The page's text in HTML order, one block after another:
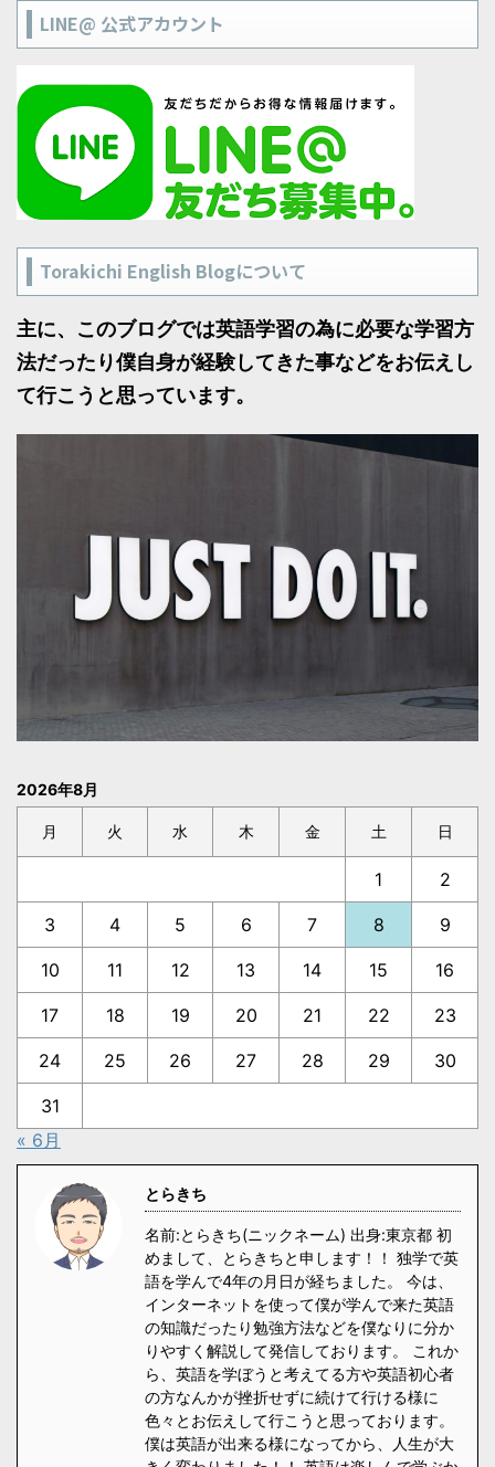
LINE@ 公式アカウント
Torakichi English Blogについて
主に、このブログでは英語学習の為に必要な学習方
法だったり僕自身が経験してきた事などをお伝えし
て行こうと思っています。
2026年8月
月 火 水 木 金 土 日
1 2
3 4 5 6 7 8 9
10 11 12 13 14 15 16
17 18 19 20 21 22 23
24 25 26 27 28 29 30
31
« 6月
とらきち
名前:とらきち(ニックネーム) 出身:東京都 初
めまして、とらきちと申します！！ 独学で英
語を学んで4年の月日が経ちました。 今は、
インターネットを使って僕が学んで来た英語
の知識だったり勉強方法などを僕なりに分か
りやすく解説して発信しております。 これか
ら、英語を学ぼうと考えてる方や英語初心者
の方なんかが挫折せずに続けて行ける様に
色々とお伝えして行こうと思っております。
僕は英語が出来る様になってから、人生が大